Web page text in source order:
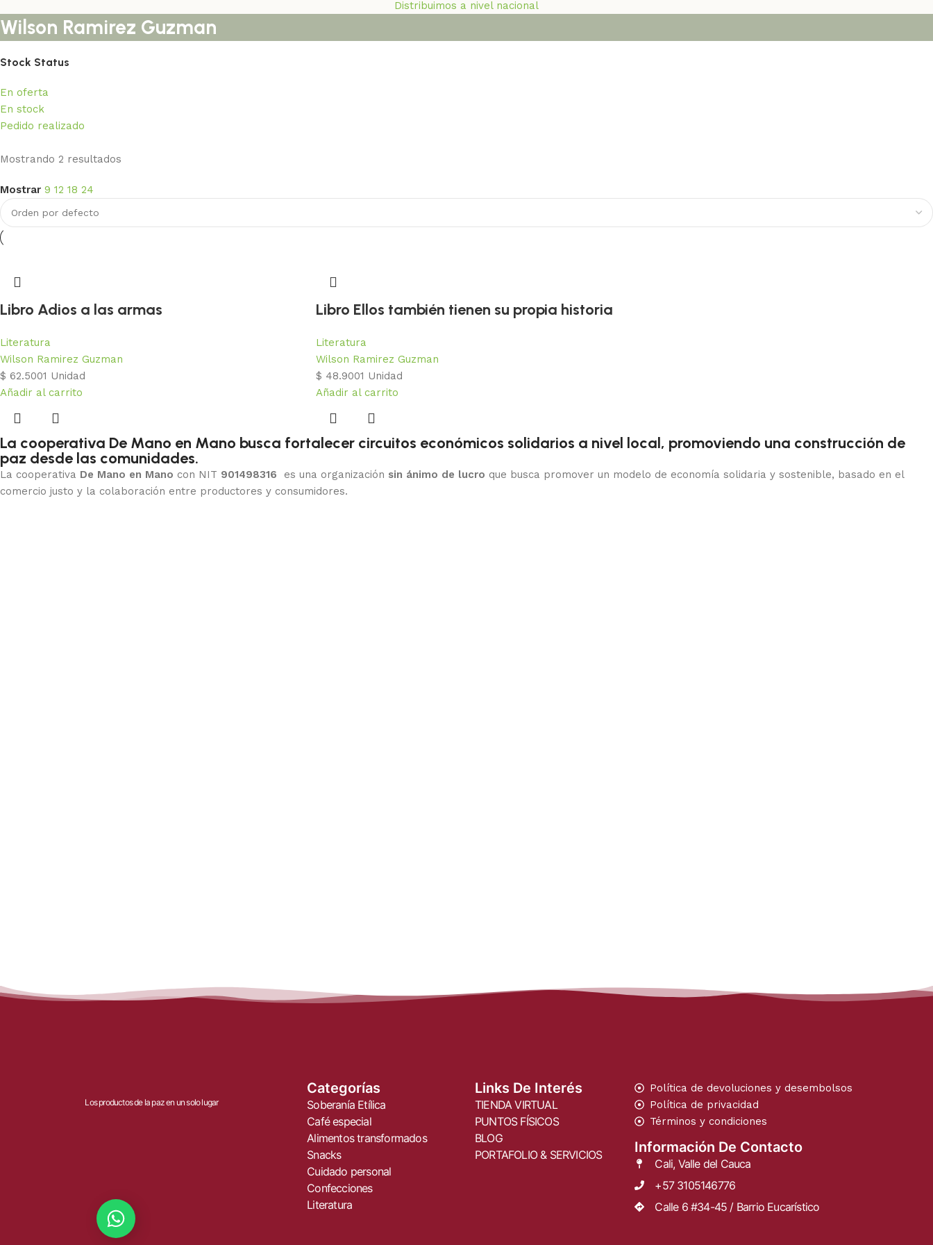
Distribuimos a nivel nacional
Wilson Ramirez Guzman
Stock Status
En oferta
En stock
Pedido realizado
Pronto sede física en Cali
Estamos construyendo la casa de la paz para del sur occidente colombiano
Conoce los detalles
Mostrando 2 resultados
Mostrar 9 12 18 24
Libro Adios a las armas
Literatura
Wilson Ramirez Guzman
$ 62.5001 Unidad
Añadir al carrito
Libro Ellos también tienen su propia historia
Literatura
Wilson Ramirez Guzman
$ 48.9001 Unidad
Añadir al carrito
La cooperativa De Mano en Mano busca fortalecer circuitos económicos solidarios a nivel local, promoviendo una construcción de
paz desde las comunidades.
La cooperativa De Mano en Mano con NIT 901498316 es una organización sin ánimo de lucro que busca promover un modelo de economía solidaria y sostenible, basado en el
comercio justo y la colaboración entre productores y consumidores.
Los productos de la paz en un solo lugar
Categorías
Soberanía Etílica
Café especial
Alimentos transformados
Snacks
Cuidado personal
Confecciones
Literatura
Links De Interés
TIENDA VIRTUAL
PUNTOS FÍSICOS
BLOG
PORTAFOLIO & SERVICIOS
Política de devoluciones y desembolsos
Política de privacidad
Términos y condiciones
Información De Contacto
Cali, Valle del Cauca
+57 3105146776
Calle 6 #34-45 / Barrio Eucarístico
Dialoguemos :)